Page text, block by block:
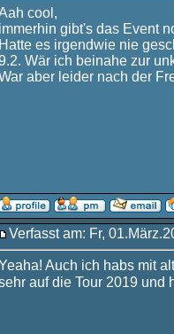
cool,
immerhin gibt's das Event
Hatte es irgendwie nie
Wär ich beinahe zur
aber leider nach der
Verfasst am: Fr,
Auch ich habs mit
auf die Tour 2019 und